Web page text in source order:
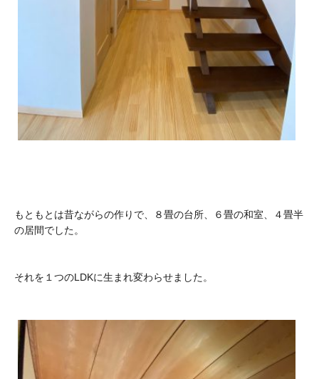
もともとは昔ながらの作りで、８畳の台所、６畳の和室、４畳半
の居間でした。
それを１つのLDKに生まれ変わらせました。